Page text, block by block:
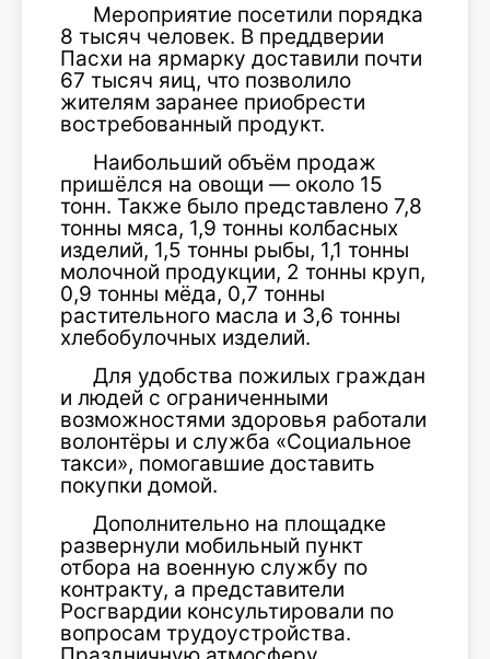
Мероприятие посетили порядка
8 тысяч человек. В преддверии
Пасхи на ярмарку доставили почти
67 тысяч яиц, что позволило
жителям заранее приобрести
востребованный продукт.
Наибольший объём продаж
пришёлся на овощи — около 15
тонн. Также было представлено 7,8
тонны мяса, 1,9 тонны колбасных
изделий, 1,5 тонны рыбы, 1,1 тонны
молочной продукции, 2 тонны круп,
0,9 тонны мёда, 0,7 тонны
растительного масла и 3,6 тонны
хлебобулочных изделий.
Для удобства пожилых граждан
и людей с ограниченными
возможностями здоровья работали
волонтёры и служба «Социальное
такси», помогавшие доставить
покупки домой.
Дополнительно на площадке
развернули мобильный пункт
отбора на военную службу по
контракту, а представители
Росгвардии консультировали по
вопросам трудоустройства.